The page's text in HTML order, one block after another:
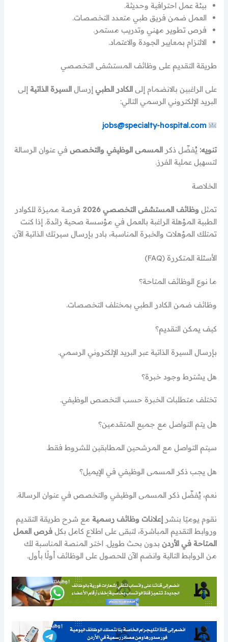
بيئة عمل احترافية وحديثة.
العمل ضمن فريق طبي متعدد التخصصات.
فرص تطوير مهني وتدريب مستمر.
الالتزام بمعايير الجودة والاعتماد.
طريقة التقديم على وظائف المستشفى التخصصي
على الراغبين بالانضمام إلىالكادر الطبي إرسالالسيرة الذاتية إلى
البريد الإلكتروني الرسمي التالي:
jobs@specialty-hospital.com
تنويه: يُفضّل ذكرالمسمى الوظيفي والتخصص في عنوان الرسالة
لتسهيل عملية الفرز.
الخلاصة
تمثلوظائف المستشفى التخصصي 2026
فرصة مميزة للكوادر
الطبية المؤهلة الراغبة بالعمل في مؤسسة صحية رائدة. إذا كنت
تمتلك المؤهلات والخبرة المناسبة، بادر بإرسال سيرتك الذاتية الآن.
الأسئلة المتكررة (FAQ)
ما نوع الوظائف المتاحة؟
وظائف ضمن الكادر الطبي بمختلف التخصصات.
كيف يمكن التقديم؟
بإرسال السيرة الذاتية عبر البريد الإلكتروني الرسمي.
هل يشترط وجود خبرة؟
تختلف متطلبات الخبرة حسب التخصص الوظيفي.
هل يتم التواصل مع جميع المتقدمين؟
سيتم التواصل مع المرشحين المطابقين للشروط فقط.
هل يجب ذكر المسمى الوظيفي في الإيميل؟
نعم، يُفضّل ذكر المسمى الوظيفي والتخصص في عنوان الرسالة.
نقوم يوميًا بنشرإعلانات وظائف رسمية مع شرح طريقة التقديم
وروابط التقديم المباشرة، لتبقى على اطلاع كامل بكلفرص العمل
المتاحة في الأردن بدون بحث طويل. اختر المنصة المناسبة لك
من الروابط التالية وانضم الآن للحصول على الوظائف أولًا بأول.